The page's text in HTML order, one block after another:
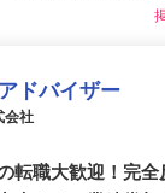
ドバイザー
会社
転職大歓迎！完